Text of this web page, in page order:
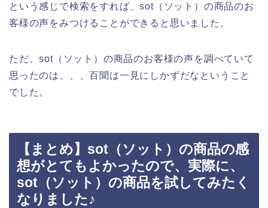
という感じで検索をすれば、sot（ソット）の商品のお
客様の声をみつけることができると思いました。
ただ、sot（ソット）の商品のお客様の声を調べていて
思ったのは、、、百聞は一見にしかずだなということ
でした。
【まとめ】sot（ソット）の商品の感
想がとてもよかったので、実際に、
sot（ソット）の商品を試してみたく
なりました♪